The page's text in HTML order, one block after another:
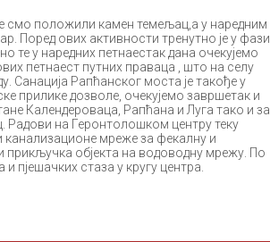
смо положили камен темељац,а у наредним
Поред ових активности тренутно је у фази
те у наредних петнаестак дана очекујемо
петнаест путних праваца , што на селу
Санација Рапћанског моста је такође у
прилике дозволе, очекујемо завршетак и
Календероваца, Рапћана и Луга тако и за
Радови на Геронтолошком центру теку
мреже за фекалну и
прикључка објекта на водоводну мрежу. По
пјешачких стаза у кругу центра.